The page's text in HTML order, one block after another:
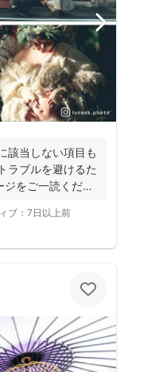
該当しない項目も
ラブルを避けるた
をご一読くださ
ブ： 7日以上前